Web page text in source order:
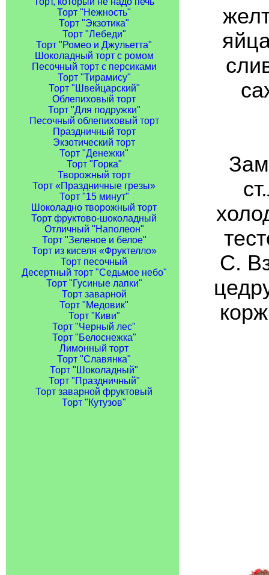
Торт "Нежность"
Торт "Экзотика"
Торт "Лебеди"
Торт "Ромео и Джульетта"
Шоколадный торт с ромом
Песочный торт с персиками
Торт "Тирамису"
Торт "Швейцарский"
Облепиховый торт
Торт "Для подружки"
Песочный облепиховый торт
Праздничный торт
Экзотический торт
Торт "Денежки"
Торт "Горка"
Творожный торт
Торт «Праздничные грезы»
Торт "15 минут"
Шоколадно творожный торт
Торт фруктово-шоколадный
Отличный "Наполеон"
Торт "Зеленое и белое"
Торт из киселя «Фруктелло»
Торт песочный
Десертный торт "Седьмое небо"
Торт "Гусиные лапки"
Торт заварной
Торт "Медовик"
Торт "Киви"
Торт "Черный лес"
Торт "Белоснежка"
Лимонный торт
Торт "Славянка"
Торт "Шоколадный"
Торт "Праздничный"
Торт заварной фруктовый
Торт "Кутузов"
С.